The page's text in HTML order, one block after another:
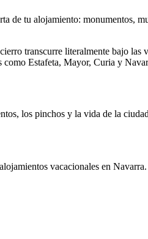
de tu alojamiento: monumentos,
transcurre literalmente bajo las
como Estafeta, Mayor, Curia y
los pinchos y la vida de la
vacacionales en Navarra.